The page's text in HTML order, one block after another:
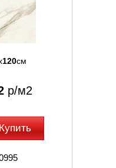
120см
р/м2